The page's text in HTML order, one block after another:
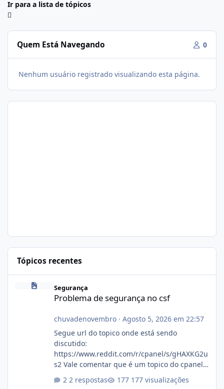
Ir para a lista de tópicos
Quem Está Navegando 0
Nenhum usuário registrado visualizando esta página.
Tópicos recentes
Segurança
Problema de segurança no csf
chuvadenovembro· Agosto 5, 2026 em 22:57
Segue url do topico onde está sendo
discutido:
https://www.reddit.com/r/cpanel/s/gHAXKG2u
s2 Vale comentar que é um topico do cpanel...
2 respostas 177 visualizações